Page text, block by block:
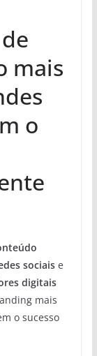
mais
o
sociaise
digitais
mais
o sucesso